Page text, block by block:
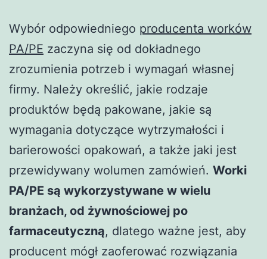
Wybór odpowiedniego producenta worków
PA/PE zaczyna się od dokładnego
zrozumienia potrzeb i wymagań własnej
firmy. Należy określić, jakie rodzaje
produktów będą pakowane, jakie są
wymagania dotyczące wytrzymałości i
barierowości opakowań, a także jaki jest
przewidywany wolumen zamówień. Worki
PA/PE są wykorzystywane w wielu
branżach, od żywnościowej po
farmaceutyczną, dlatego ważne jest, aby
producent mógł zaoferować rozwiązania